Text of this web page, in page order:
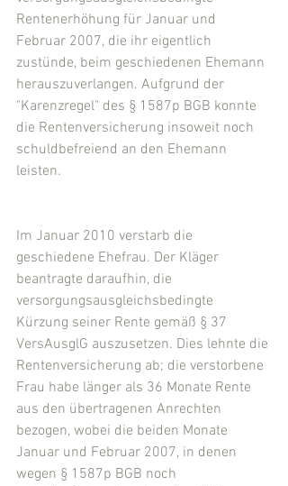
Rentenerhöhung für Januar und
Februar 2007, die ihr eigentlich
zustünde, beim geschiedenen Ehemann
herauszuverlangen. Aufgrund der
"Karenzregel" des § 1587p BGB konnte
die Rentenversicherung insoweit noch
schuldbefreiend an den Ehemann
leisten.
Im Januar 2010 verstarb die
geschiedene Ehefrau. Der Kläger
beantragte daraufhin, die
versorgungsausgleichsbedingte
Kürzung seiner Rente gemäß § 37
VersAusglG auszusetzen. Dies lehnte die
Rentenversicherung ab; die verstorbene
Frau habe länger als 36 Monate Rente
aus den übertragenen Anrechten
bezogen, wobei die beiden Monate
Januar und Februar 2007, in denen
wegen § 1587p BGB noch